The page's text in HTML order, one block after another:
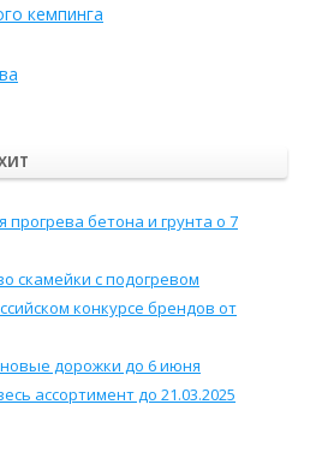
кемпинга
бетона и грунта о 7
скамейки с подогревом
конкурсе брендов от
дорожки до 6 июня
ассортимент до 21.03.2025